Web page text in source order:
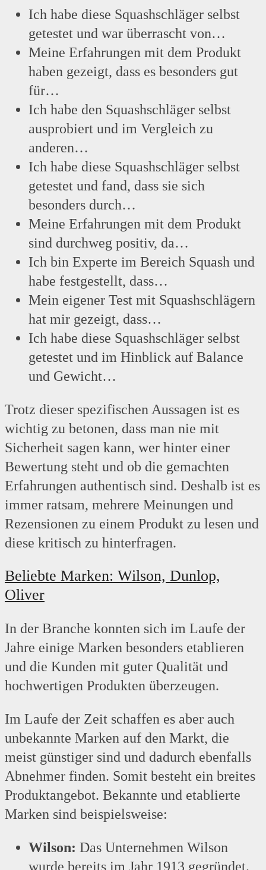
Ich habe diese Squashschläger selbst
getestet und war überrascht von…
Meine Erfahrungen mit dem Produkt
haben gezeigt, dass es besonders gut
für…
Ich habe den Squashschläger selbst
ausprobiert und im Vergleich zu
anderen…
Ich habe diese Squashschläger selbst
getestet und fand, dass sie sich
besonders durch…
Meine Erfahrungen mit dem Produkt
sind durchweg positiv, da…
Ich bin Experte im Bereich Squash und
habe festgestellt, dass…
Mein eigener Test mit Squashschlägern
hat mir gezeigt, dass…
Ich habe diese Squashschläger selbst
getestet und im Hinblick auf Balance
und Gewicht…
Trotz dieser spezifischen Aussagen ist es
wichtig zu betonen, dass man nie mit
Sicherheit sagen kann, wer hinter einer
Bewertung steht und ob die gemachten
Erfahrungen authentisch sind. Deshalb ist es
immer ratsam, mehrere Meinungen und
Rezensionen zu einem Produkt zu lesen und
diese kritisch zu hinterfragen.
Beliebte Marken: Wilson, Dunlop,
Oliver
In der Branche konnten sich im Laufe der
Jahre einige Marken besonders etablieren
und die Kunden mit guter Qualität und
hochwertigen Produkten überzeugen.
Im Laufe der Zeit schaffen es aber auch
unbekannte Marken auf den Markt, die
meist günstiger sind und dadurch ebenfalls
Abnehmer finden. Somit besteht ein breites
Produktangebot. Bekannte und etablierte
Marken sind beispielsweise:
Wilson: Das Unternehmen Wilson
wurde bereits im Jahr 1913 gegründet.